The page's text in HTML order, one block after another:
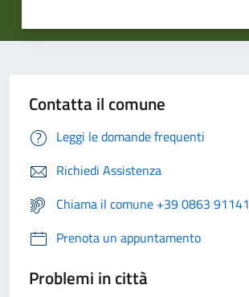
Contatta il comune
Leggi le domande frequenti
Richiedi Assistenza
Chiama il comune +39 0863 91141
Prenota un appuntamento
Problemi in città